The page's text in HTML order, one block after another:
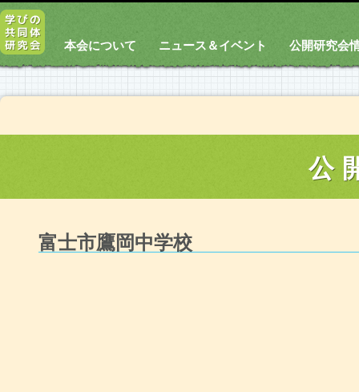
本会について ニュース＆イベント 公開研究会
公
富士市鷹岡中学校